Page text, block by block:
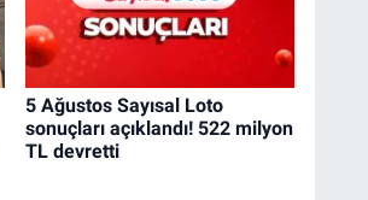
5 Ağustos Sayısal Loto
sonuçları açıklandı! 522 milyon
TL devretti